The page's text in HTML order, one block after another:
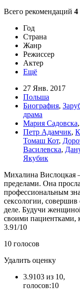
Всего рекомендаций 4
Год
Страна
Жанр
Режиссер
Актер
Ещё
27 Янв. 2017
Польша
Биография,
драма
Мария Садовска,
Петр Адамчик,
Томаш Кот,
Василевска,
Якубик
Михалина Вислоцкая
пределами. Она
профессиональным
сексологии,
деле. Будучи
своими пациентками,
3.91/10
10 голосов
Удалить оценку
3.9103 из 10,
голосов:10